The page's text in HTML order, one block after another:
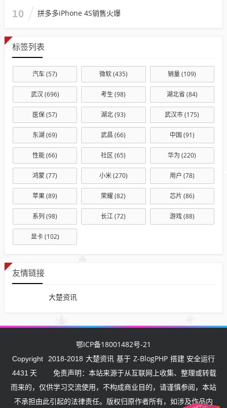
10 拼多多iPhone 4S销售火爆
标签列表
汽车(57) 微软(435) 销量(109)
武汉 (696) 考生 (98) 湖北省 (84)
医保(57) 湖北(93) 武汉市(175)
东湖 (69) 武昌 (66) 中国 (91)
性能(66) 社区 (65) 华为 (220)
鸿蒙(77) 小米(270) 用户 (78)
苹果(89) 荣耀(82) 芯片 (86)
系列 (98) 长江(72) 游戏(88)
显卡(102)
友情链接
大楚资讯
鄂ICP备18001482号-21
Copyright 2018-2018 大楚资讯 基于 Z-BlogPHP 搭建 安全运行
4431 天
免责声明：本站来源于从互联网上收集、整理或转载
而来的，仅供学习交流使用，不构成商业目的，请谨慎参阅，本站
不承担由此引起的法律责任。版权归原作者所有，如涉及作品内
武汉